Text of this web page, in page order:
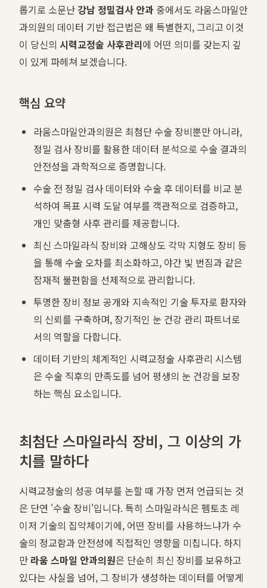
롭기로 소문난 강남 정밀검사 안과 중에서도 라움스마일안
과의원의 데이터 기반 접근법은 왜 특별한지, 그리고 이것
이 당신의 시력교정술 사후관리에 어떤 의미를 갖는지 깊
이 있게 파헤쳐 보겠습니다.
핵심 요약
라움스마일안과의원은 최첨단 수술 장비뿐만 아니라,
정밀 검사 장비를 활용한 데이터 분석으로 수술 결과의
안전성을 과학적으로 증명합니다.
수술 전 정밀 검사 데이터와 수술 후 데이터를 비교 분
석하여 목표 시력 도달 여부를 객관적으로 검증하고,
개인 맞춤형 사후 관리를 제공합니다.
최신 스마일라식 장비와 고해상도 각막 지형도 장비 등
을 통해 수술 오차를 최소화하고, 야간 빛 번짐과 같은
잠재적 불편함을 선제적으로 관리합니다.
투명한 장비 정보 공개와 지속적인 기술 투자로 환자와
의 신뢰를 구축하며, 장기적인 눈 건강 관리 파트너로
서의 역할을 다합니다.
데이터 기반의 체계적인 시력교정술 사후관리 시스템
은 수술 직후의 만족도를 넘어 평생의 눈 건강을 보장
하는 핵심 요소입니다.
최첨단 스마일라식 장비, 그 이상의 가
치를 말하다
시력교정술의 성공 여부를 논할 때 가장 먼저 언급되는 것
은 단연 '수술 장비'입니다. 특히 스마일라식은 펨토초 레
이저 기술의 집약체이기에, 어떤 장비를 사용하느냐가 수
술의 정교함과 안전성에 직접적인 영향을 미칩니다. 하지
만 라움 스마일 안과의원은 단순히 최신 장비를 보유하고
있다는 사실을 넘어, 그 장비가 생성하는 데이터를 어떻게